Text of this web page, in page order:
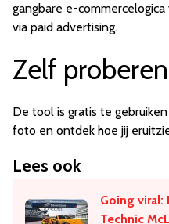
gangbare e-commercelogica
via paid advertising.
Zelf proberen
De tool is gratis te
foto en ontdek hoe jij
Lees ook
Going viral:
Technic